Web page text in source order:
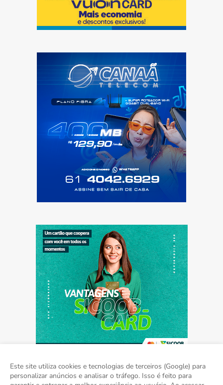
Este site utiliza cookies e tecnologias de terceiros (Google) para
personalizar anúncios e analisar o tráfego. Isso é feito para